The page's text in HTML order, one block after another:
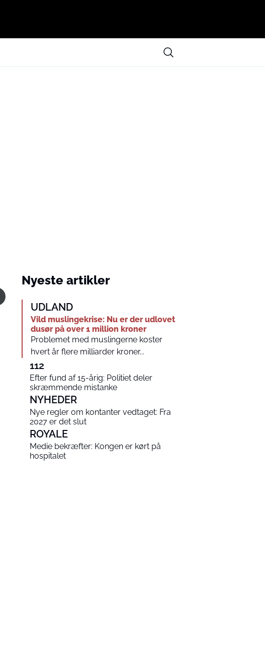
Nyeste artikler
UDLAND
Vild muslingekrise: Nu er der udlovet
dusør på over 1 million kroner
Problemet med muslingerne koster
hvert år flere milliarder kroner...
112
Efter fund af 15-årig: Politiet deler
skræmmende mistanke
NYHEDER
Nye regler om kontanter vedtaget: Fra
2027 er det slut
ROYALE
Medie bekræfter: Kongen er kørt på
hospitalet